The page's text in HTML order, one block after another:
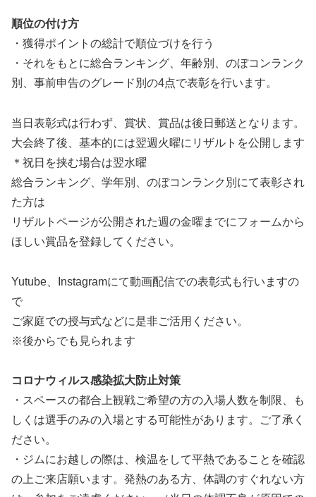
順位の付け方
・獲得ポイントの総計で順位づけを行う
・それをもとに総合ランキング、年齢別、のぼコンランク
別、事前申告のグレード別の4点で表彰を行います。
当日表彰式は行わず、賞状、賞品は後日郵送となります。
大会終了後、基本的には翌週火曜にリザルトを公開します
＊祝日を挟む場合は翌水曜
総合ランキング、学年別、のぼコンランク別にて表彰され
た方は
リザルトページが公開された週の金曜までにフォームから
ほしい賞品を登録してください。
Yutube、Instagramにて動画配信での表彰式も行いますの
で
ご家庭での授与式などに是非ご活用ください。
※後からでも見られます
コロナウィルス感染拡大防止対策
・スペースの都合上観戦ご希望の方の入場人数を制限、も
しくは選手のみの入場とする可能性があります。ご了承く
ださい。
・ジムにお越しの際は、検温をして平熱であることを確認
の上ご来店願います。発熱のある方、体調のすぐれない方